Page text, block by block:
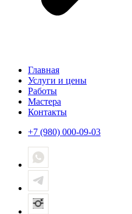
Главная
Услуги и цены
Работы
Мастера
Контакты
+7 (980) 000-09-03